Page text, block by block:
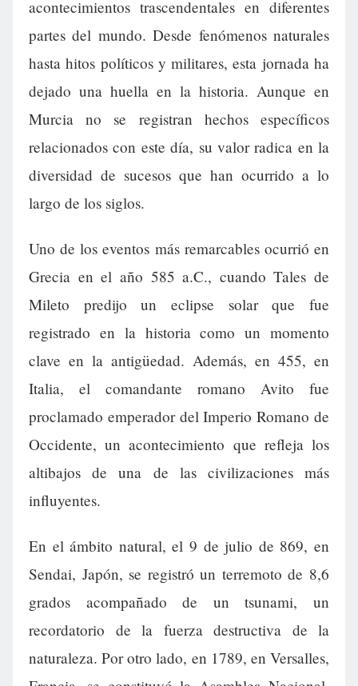
acontecimientos trascendentales en diferentes
partes del mundo. Desde fenómenos naturales
hasta hitos políticos y militares, esta jornada ha
dejado una huella en la historia. Aunque en
Murcia no se registran hechos específicos
relacionados con este día, su valor radica en la
diversidad de sucesos que han ocurrido a lo
largo de los siglos.
Uno de los eventos más remarcables ocurrió en
Grecia en el año 585 a.C., cuando Tales de
Mileto predijo un eclipse solar que fue
registrado en la historia como un momento
clave en la antigüedad. Además, en 455, en
Italia, el comandante romano Avito fue
proclamado emperador del Imperio Romano de
Occidente, un acontecimiento que refleja los
altibajos de una de las civilizaciones más
influyentes.
En el ámbito natural, el 9 de julio de 869, en
Sendai, Japón, se registró un terremoto de 8,6
grados acompañado de un tsunami, un
recordatorio de la fuerza destructiva de la
naturaleza. Por otro lado, en 1789, en Versalles,